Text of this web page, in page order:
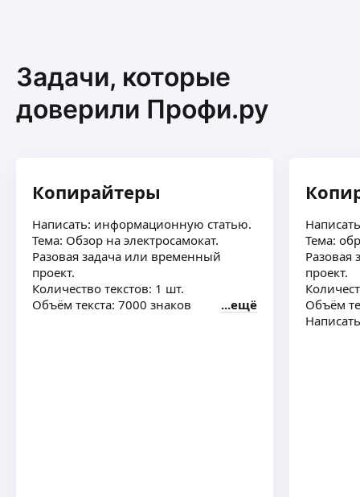
Задачи, которые
доверили Профи.ру
Копирайтеры
Написать: информационную статью.
Тема: Обзор на электросамокат.
Разовая задача или временный
проект.
Количество текстов: 1 шт.
Объём текста: 7000 знаков
ещё
Тема:
Разовая
проект.
Объём